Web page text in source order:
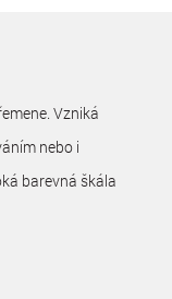
Vzniká
nebo i
barevná škála